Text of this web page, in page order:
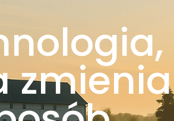
zmienia